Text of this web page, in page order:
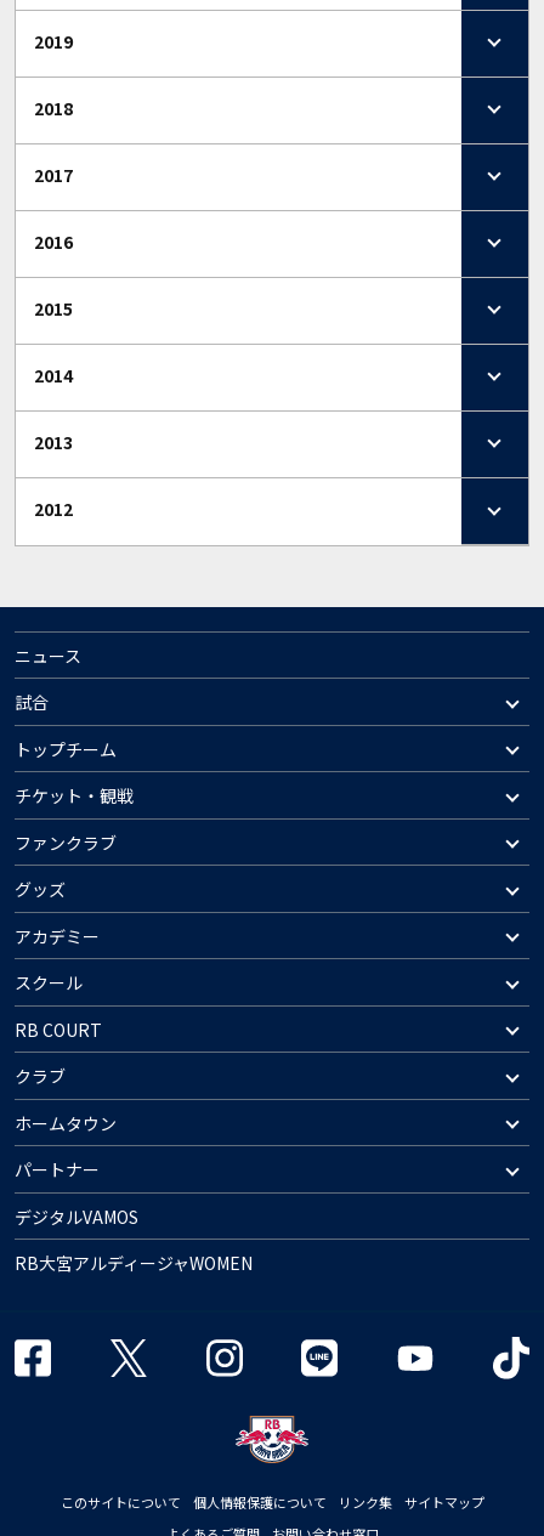
2019
2018
2017
2016
2015
2014
2013
2012
ニュース
試合
トップチーム
チケット・観戦
ファンクラブ
グッズ
アカデミー
スクール
RB COURT
クラブ
ホームタウン
パートナー
デジタルVAMOS
RB大宮アルディージャWOMEN
このサイトについて 個人情報保護について リンク集
サイトマップ